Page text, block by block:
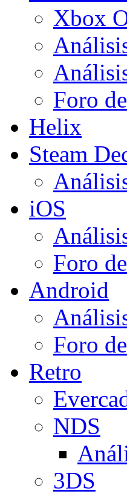
Xbox
Foro
Helix
Steam
iOS
Foro
Android
Foro
Retro
NDS
3DS